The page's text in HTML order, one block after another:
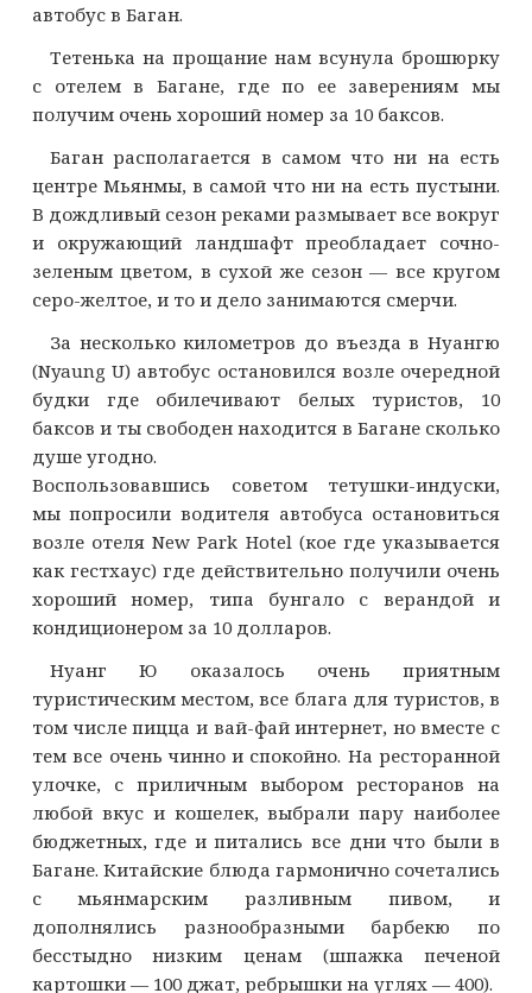
автобус в Баган.
Тетенька на прощание нам всунула брошюрку
с отелем в Багане, где по ее заверениям мы
получим очень хороший номер за 10 баксов.
Баган располагается в самом что ни на есть
центре Мьянмы, в самой что ни на есть пустыни.
В дождливый сезон реками размывает все вокруг
и окружающий ландшафт преобладает сочно-
зеленым цветом, в сухой же сезон — все кругом
серо-желтое, и то и дело занимаются смерчи.
За несколько километров до въезда в Нуангю
(Nyaung U) автобус остановился возле очередной
будки где обилечивают белых туристов, 10
баксов и ты свободен находится в Багане сколько
душе угодно.
Воспользовавшись советом тетушки-индуски,
мы попросили водителя автобуса остановиться
возле отеля New Park Hotel (кое где указывается
как гестхаус) где действительно получили очень
хороший номер, типа бунгало с верандой и
кондиционером за 10 долларов.
Нуанг Ю оказалось очень приятным
туристическим местом, все блага для туристов, в
том числе пицца и вай-фай интернет, но вместе с
тем все очень чинно и спокойно. На ресторанной
улочке, с приличным выбором ресторанов на
любой вкус и кошелек, выбрали пару наиболее
бюджетных, где и питались все дни что были в
Багане. Китайские блюда гармонично сочетались
с мьянмарским разливным пивом, и
дополнялись разнообразными барбекю по
бесстыдно низким ценам (шпажка печеной
картошки — 100 джат, ребрышки на углях — 400).